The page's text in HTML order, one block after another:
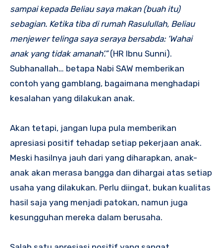
sampai kepada Beliau saya makan (buah itu)
sebagian. Ketika tiba di rumah Rasulullah, Beliau
menjewer telinga saya seraya bersabda: ‘Wahai
anak yang tidak amanah’.” (HR Ibnu Sunni).
Subhanallah… betapa Nabi SAW memberikan
contoh yang gamblang, bagaimana menghadapi
kesalahan yang dilakukan anak.
Akan tetapi, jangan lupa pula memberikan
apresiasi positif tehadap setiap pekerjaan anak.
Meski hasilnya jauh dari yang diharapkan, anak-
anak akan merasa bangga dan dihargai atas setiap
usaha yang dilakukan. Perlu diingat, bukan kualitas
hasil saja yang menjadi patokan, namun juga
kesungguhan mereka dalam berusaha.